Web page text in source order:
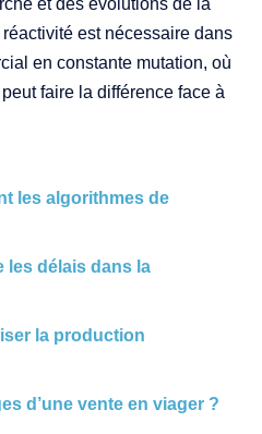
est nécessaire dans
en constante mutation, où
faire la différence face à
les algorithmes de
les délais dans la
la production
d’une vente en viager ?